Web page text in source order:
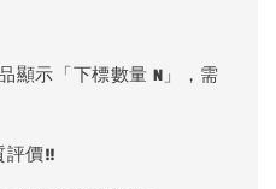
顯示「下標數量 N」，需
評價!!